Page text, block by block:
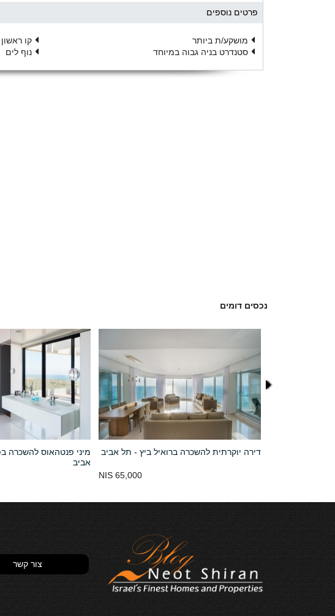
פרטים נוספים
מושקע/ת ביותר
קו
סטנדרט בניה גבוה במיוחד
נוף לים
נכסים דומים
מיני פנטהאוס להשכרה
אביב
דירה יוקרתית להשכרה ברואיל ביץ - תל אביב
65,000 NIS
צור קשר